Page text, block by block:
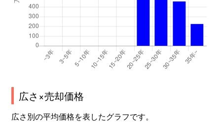
広さ×売却価格
広さ別の平均価格を表したグラフです。